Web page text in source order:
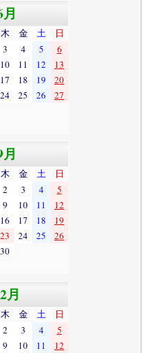
木 金 土
日
3 4 5
6
10 11 12
13
17 18 19
20
24 25 26
27
木 金 土
日
2 3 4
5
9 10 11
12
16 17 18
19
23 24 25
26
30
月
木 金 土
日
2 3 4
5
9 10 11 12